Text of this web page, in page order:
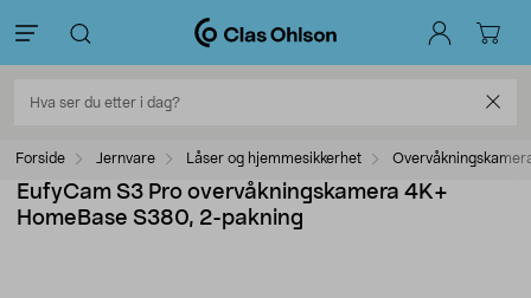
Forside Jernvare Låser og hjemmesikkerhet
EufyCam S3 Pro overvåkningskamera 4K+
HomeBase S380, 2-pakning